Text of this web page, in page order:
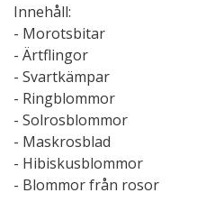
Innehåll:
- Morotsbitar
- Ärtflingor
- Svartkämpar
- Ringblommor
- Solrosblommor
- Maskrosblad
- Hibiskusblommor
- Blommor från rosor